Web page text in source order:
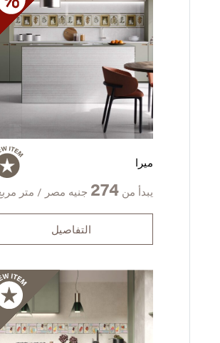
ميرا
يبدأ من 274 جنيه مصر / متر
التفاصيل